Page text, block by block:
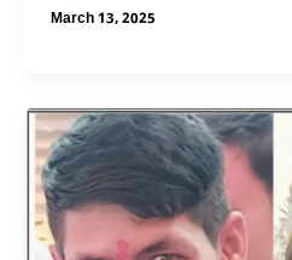
March 13, 2025